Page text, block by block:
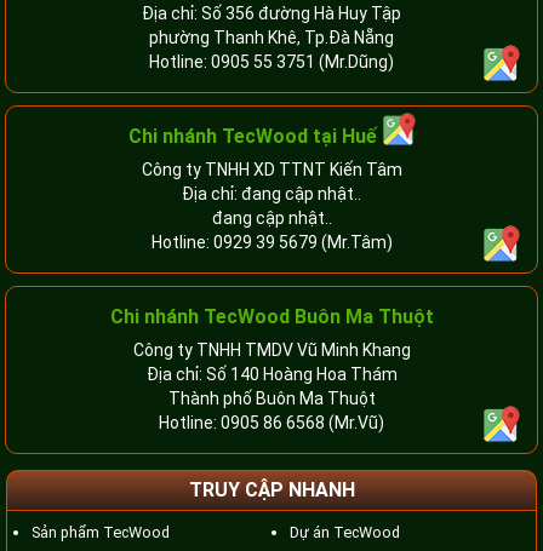
Địa chỉ: Số 356 đường Hà Huy Tập
phường Thanh Khê, Tp.Đà Nẵng
Hotline: 0905 55 3751 (Mr.Dũng)
Chi nhánh TecWood tại Huế
Công ty TNHH XD TTNT Kiến Tâm
Địa chỉ: đang cập nhật..
đang cập nhật..
Hotline: 0929 39 5679 (Mr.Tâm)
Chi nhánh TecWood Buôn Ma Thuột
Công ty TNHH TMDV Vũ Minh Khang
Địa chỉ: Số 140 Hoàng Hoa Thám
Thành phố Buôn Ma Thuột
Hotline: 0905 86 6568 (Mr.Vũ)
TRUY CẬP NHANH
Sản phẩm TecWood
Dự án TecWood